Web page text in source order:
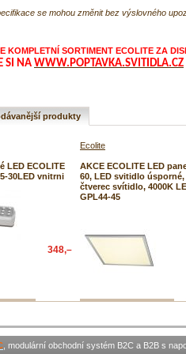
se mohou změnit bez výslovného
KOMPLETNÍ SORTIMENT ECOLITE ZA
SI NA WWW.POPTAVKA.SVITIDLA.CZ
produkty
LED ECOLITE
30LED vnitrni
348,–
Ecolite
AKCE ECOLITE LED
60, LED svitidlo úsporné,
čtverec svítidlo, 4000K
GPL44-45
, modulární obchodní systém B2C a B2B s